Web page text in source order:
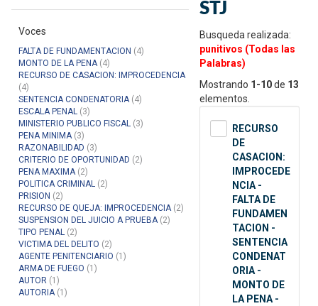
Manual del Usuario
Voces
FALTA DE FUNDAMENTACION (4)
MONTO DE LA PENA(4)
RECURSO DE CASACION: IMPROCEDENCIA
(4)
SENTENCIA CONDENATORIA(4)
ESCALA PENAL (3)
MINISTERIO PUBLICO FISCAL (3)
PENA MINIMA(3)
RAZONABILIDAD (3)
CRITERIO DE OPORTUNIDAD (2)
PENA MAXIMA(2)
POLITICA CRIMINAL (2)
PRISION (2)
RECURSO DE QUEJA: IMPROCEDENCIA(2)
SUSPENSION DEL JUICIO A PRUEBA(2)
TIPO PENAL (2)
VICTIMA DEL DELITO (2)
AGENTE PENITENCIARIO (1)
ARMA DE FUEGO (1)
AUTOR (1)
AUTORIA(1)
STJ
Busqueda realizada:
punitivos (Todas las
Palabras)
Mostrando 1-10de 13
elementos.
RECURSO
DE
CASACION:
IMPROCEDE
NCIA -
FALTA DE
FUNDAMEN
TACION -
SENTENCIA
CONDENAT
ORIA -
MONTO DE
LA PENA -